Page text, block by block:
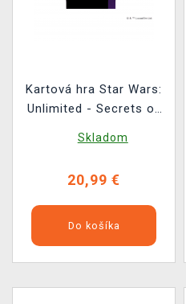
Kartová hra Star Wars:
Unlimited - Secrets of
Booster (16 kariet)
Skladom
20,99 €
Do košíka